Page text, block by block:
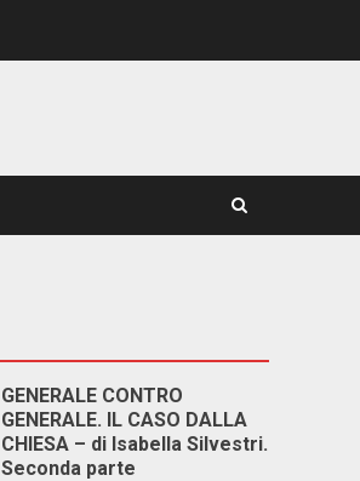
GENERALE CONTRO
GENERALE. IL CASO DALLA
CHIESA – di Isabella Silvestri.
Seconda parte